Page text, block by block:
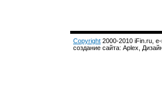
Copyright 2000-2010 iFin.ru, e-
создание сайта: Aplex,